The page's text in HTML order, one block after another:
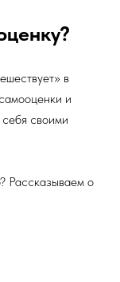
в
и
себя своими
Рассказываем о